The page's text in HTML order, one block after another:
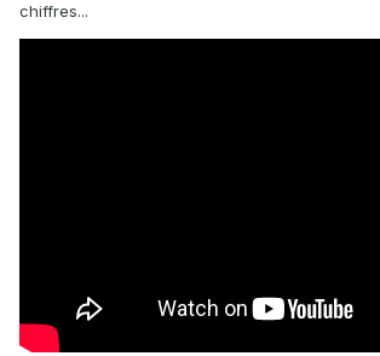
chiffres...